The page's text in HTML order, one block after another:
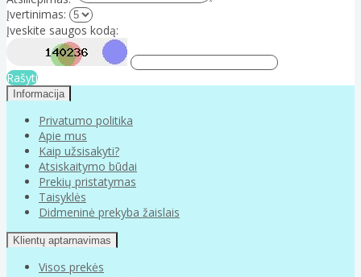
Įvertinimas:
Įveskite saugos kodą:
Rašyti
Informacija
Privatumo politika
Apie mus
Kaip užsisakyti?
Atsiskaitymo būdai
Prekių pristatymas
Taisyklės
Didmeninė prekyba žaislais
Klientų aptarnavimas
Visos prekės